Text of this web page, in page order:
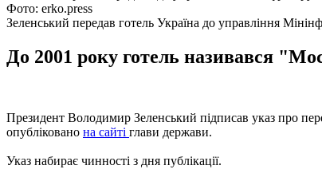
Фото: erko.press
Зеленський передав готель Україна до управління
До 2001 року готель називався
Президент Володимир Зеленський підписав указ про
опубліковано на сайті глави держави.
Указ набирає чинності з дня публікації.